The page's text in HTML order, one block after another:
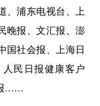
、浦东电视台、上
晚报、文汇报、澎
国社会报、上海日
民日报健康客户
……